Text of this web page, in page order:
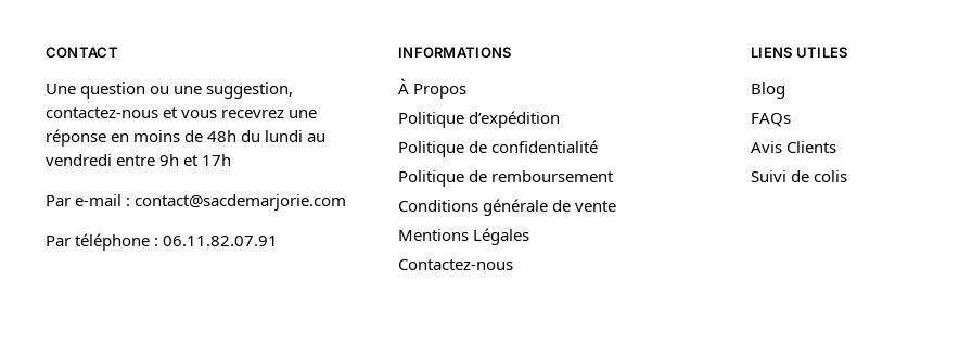
CONTACT
Une question ou une suggestion,
contactez-nous et vous recevrez une
réponse en moins de 48h du lundi au
vendredi entre 9h et 17h
Par e-mail : contact@sacdemarjorie.com
Par téléphone : 06.11.82.07.91
INFORMATIONS
À Propos
Politique d’expédition
Politique de confidentialité
Politique de remboursement
Conditions générale de vente
Mentions Légales
Contactez-nous
LIENS UTILES
Blog
FAQs
Avis Clients
Suivi de colis